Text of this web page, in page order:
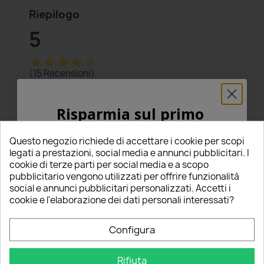
Riepilogo
5
star star star star star
(15 Recensioni)
Seleziona un punteggio per filtrare le recensioni.
starstar starstar (15)
3 starstarstarstar_borderstar_border (0)
2 starstarstar_borderstar_borderstar_border (0)
1 starstar_borderstar_borderstar_borderstar_border (0)
edit Scrivi una recensione
Questo negozio richiede di accettare i cookie per scopi
legati a prestazioni, social media e annunci pubblicitari. I
cookie di terze parti per social media e a scopo
pubblicitario vengono utilizzati per offrire funzionalità
social e annunci pubblicitari personalizzati. Accetti i
cookie e l'elaborazione dei dati personali interessati?
Configura
Rifiuta
Risparmia sul primo
5% PER TE!
Inserisci la tua email qui sotto per ricevere il
5% DI SCONTOsul tuo primo ordine!
Nome